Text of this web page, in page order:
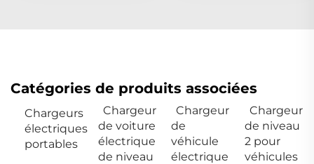
Catégories de produits associées
Chargeurs
électriques
portables
Chargeur
de voiture
électrique
de niveau
Chargeur
de
véhicule
électrique
Chargeur
de niveau
2 pour
véhicules